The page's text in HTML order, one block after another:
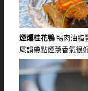
煙燻桂花鴨 鴨肉油脂
尾韻帶點煙薰香氣很